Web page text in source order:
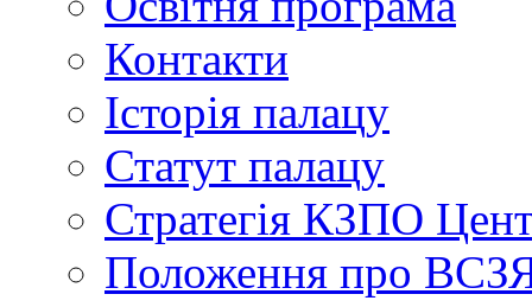
Контакти
Історія палацу
Статут палацу
Стратегія КЗПО
Положення про